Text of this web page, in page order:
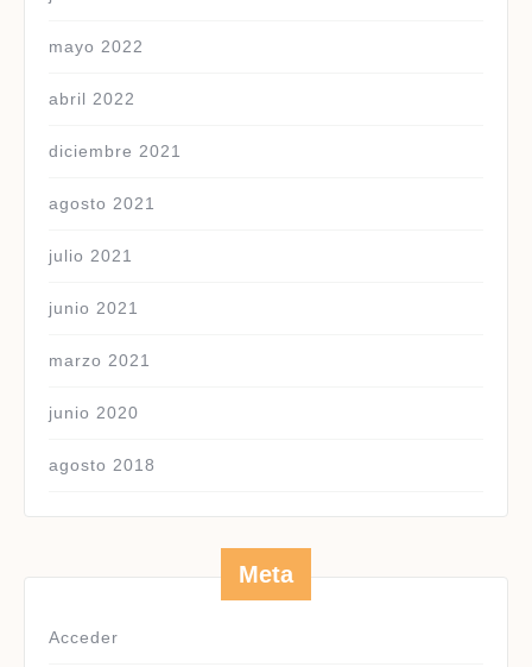
mayo 2022
abril 2022
diciembre 2021
agosto 2021
julio 2021
junio 2021
marzo 2021
junio 2020
agosto 2018
Meta
Acceder